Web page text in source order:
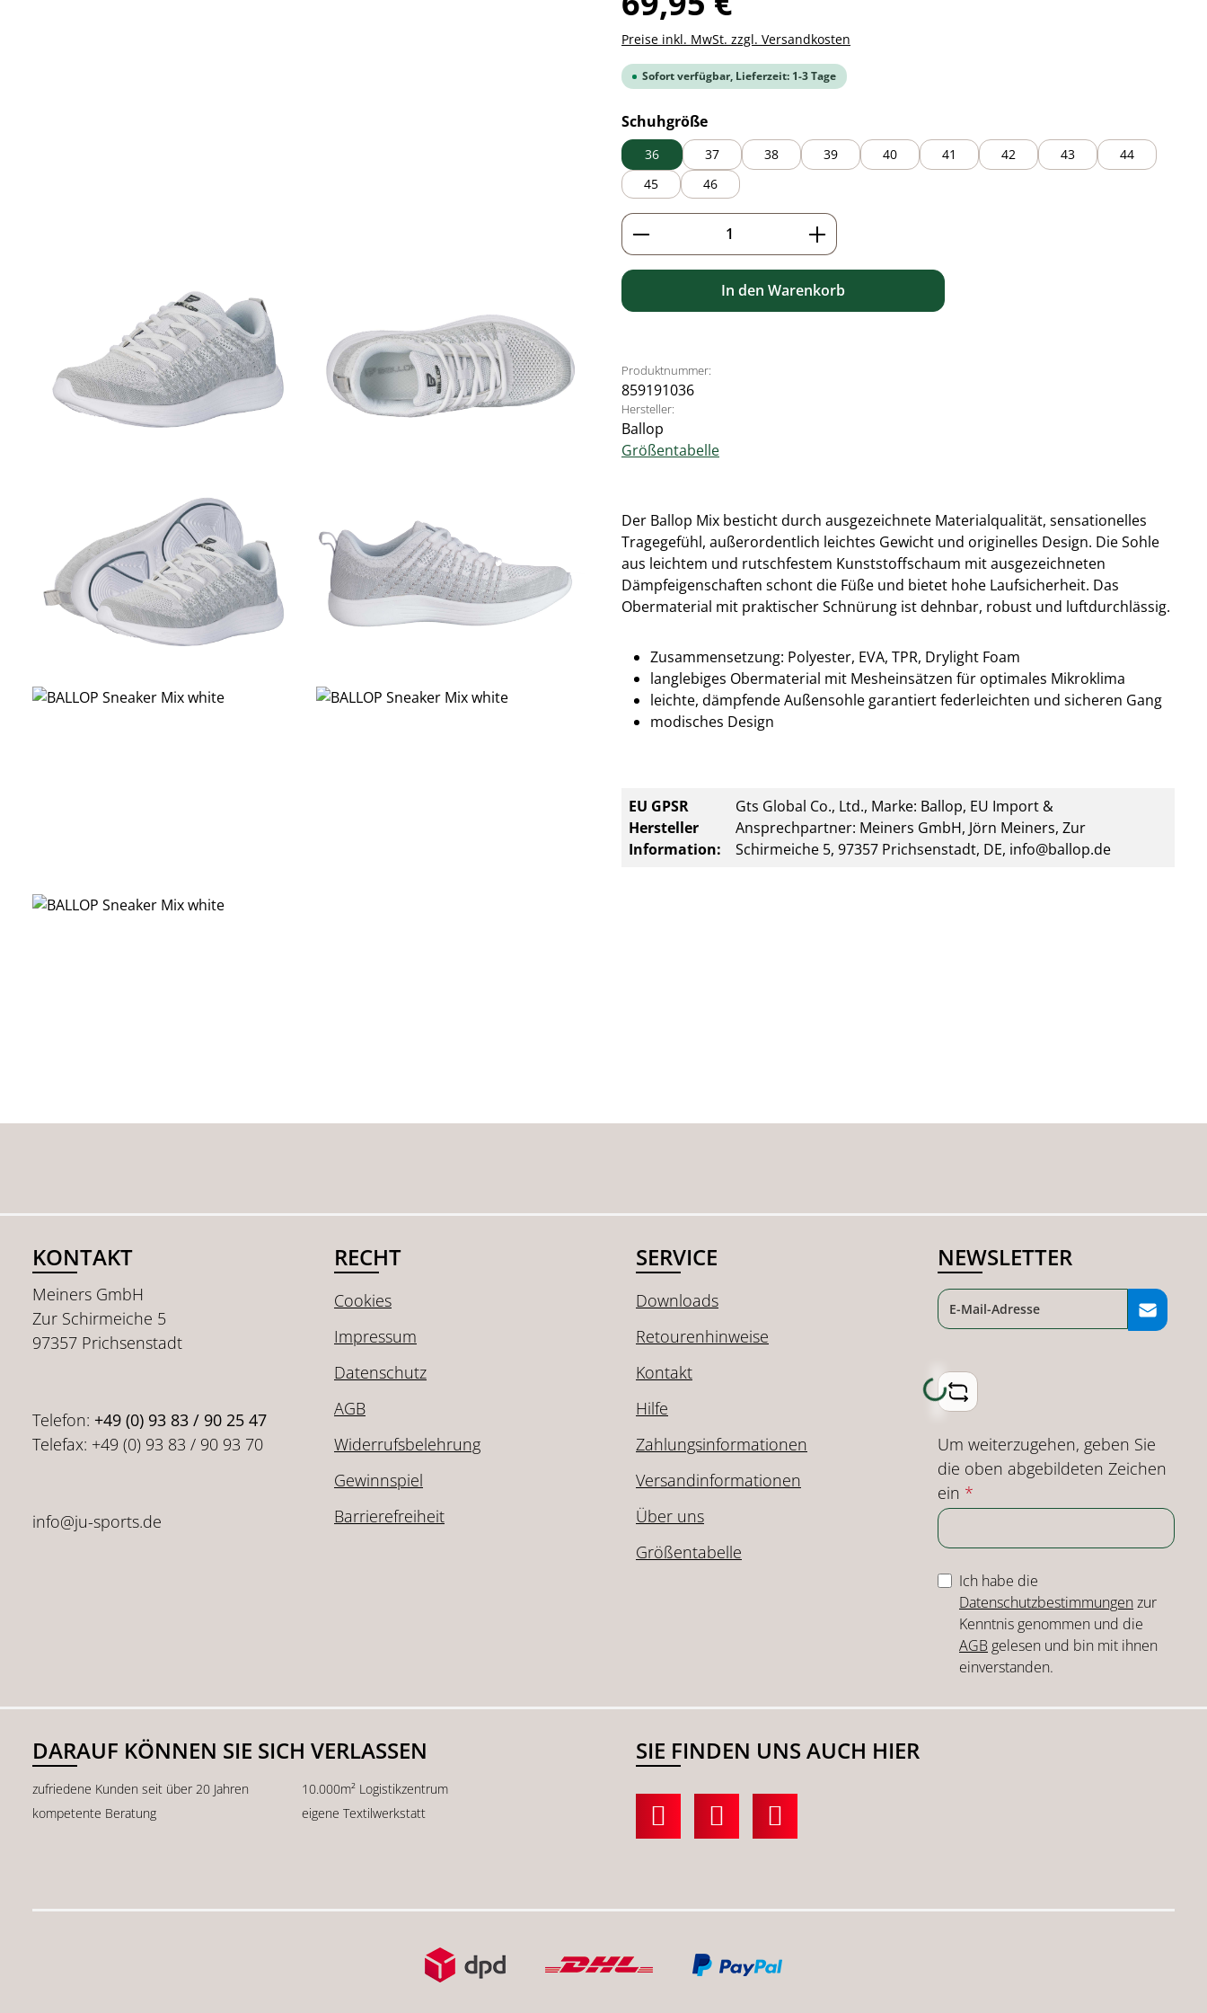
Preise inkl. MwSt. zzgl. Versandkosten
Sofort verfügbar, Lieferzeit: 1-3 Tage
Schuhgrößeauswählen
36 37 38 39 40 41 42 43
44
45
46
Produkt Anzahl: Gib den gewünschten Wert ein oder
In den Warenkorb
Produktnummer:
859191036
Hersteller:
Ballop
Größentabelle
Der Ballop Mix besticht durch ausgezeichnete Materialqualität, sensationelles
Tragegefühl, außerordentlich leichtes Gewicht und originelles Design. Die Sohle
aus leichtem und rutschfestem Kunststoffschaum mit ausgezeichneten
Dämpfeigenschaften schont die Füße und bietet hohe Laufsicherheit. Das
Obermaterial mit praktischer Schnürung ist dehnbar, robust und luftdurchlässig.
Zusammensetzung: Polyester, EVA, TPR, Drylight Foam
langlebiges Obermaterial mit Mesheinsätzen für optimales Mikroklima
leichte, dämpfende Außensohle garantiert federleichten und sicheren Gang
modisches Design
EU GPSR
Hersteller
Information:
Gts Global Co., Ltd., Marke: Ballop, EU Import &
Ansprechpartner: Meiners GmbH, Jörn Meiners, Zur
Schirmeiche 5, 97357 Prichsenstadt, DE, info@ballop.de
KONTAKT
Meiners GmbH
Zur Schirmeiche 5
97357 Prichsenstadt
Telefon: +49 (0) 93 83 / 90 25 47
Telefax: +49 (0) 93 83 / 90 93 70
info@ju-sports.de
RECHT
Cookies
Impressum
Datenschutz
AGB
Widerrufsbelehrung
Gewinnspiel
Barrierefreiheit
SERVICE
Downloads
Retourenhinweise
Kontakt
Hilfe
Zahlungsinformationen
Versandinformationen
Über uns
Größentabelle
NEWSLETTER
Loading...
Um weiterzugehen, geben Sie
die oben abgebildeten Zeichen
ein *
Ich habe die
Datenschutzbestimmungenzur
Kenntnis genommen und die
AGB gelesen und bin mit ihnen
einverstanden.
DARAUF KÖNNEN SIE SICH VERLASSEN
zufriedene Kunden seit über 20 Jahren
10.000m² Logistikzentrum
kompetente Beratung
eigene Textilwerkstatt
SIE FINDEN UNS AUCH HIER